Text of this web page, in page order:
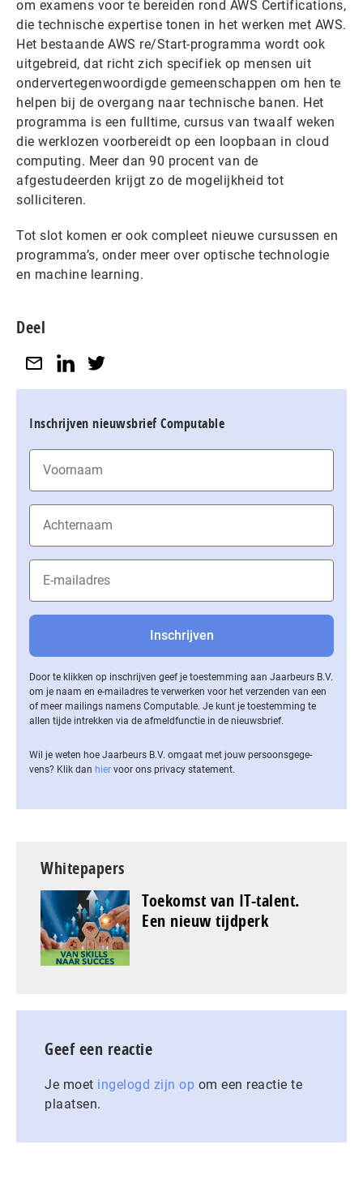
om examens voor te bereiden rond AWS Certifications,
die technische expertise tonen in het werken met AWS.
Het bestaande AWS re/Start-programma wordt ook
uitgebreid, dat richt zich specifiek op mensen uit
ondervertegenwoordigde gemeenschappen om hen te
helpen bij de overgang naar technische banen. Het
programma is een fulltime, cursus van twaalf weken
die werklozen voorbereidt op een loopbaan in cloud
computing. Meer dan 90 procent van de
afgestudeerden krijgt zo de mogelijkheid tot
solliciteren.
Tot slot komen er ook compleet nieuwe cursussen en
programma’s, onder meer over optische technologie
en machine learning.
Deel
Inschrijven nieuwsbrief Computable
Door te klikken op inschrijven geef je toestemming aan Jaarbeurs B.V.
om je naam en e-mailadres te verwerken voor het verzenden van een
of meer mailings namens Computable. Je kunt je toestemming te
allen tijde intrekken via de af­meld­func­tie in de nieuwsbrief.
Wil je weten hoe Jaarbeurs B.V. omgaat met jouw per­soons­ge­ge­
vens? Klik dan hier voor ons privacy statement.
Whitepapers
Toekomst van IT-talent.
Een nieuw tijdperk
Geef een reactie
Je moet ingelogd zijn op om een reactie te
plaatsen.